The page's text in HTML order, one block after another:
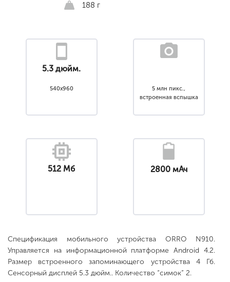
188 г
5.3 дюйм.
540x960
5 млн пикс.,
встроенная вспышка
512 Мб 2800 мАч
Спецификация мобильного устройства ORRO N910.
Управляется на информационной платформе Android 4.2.
Размер встроенного запоминающего устройства 4 Гб.
Сенсорный дисплей 5.3 дюйм.. Количество “симок” 2.